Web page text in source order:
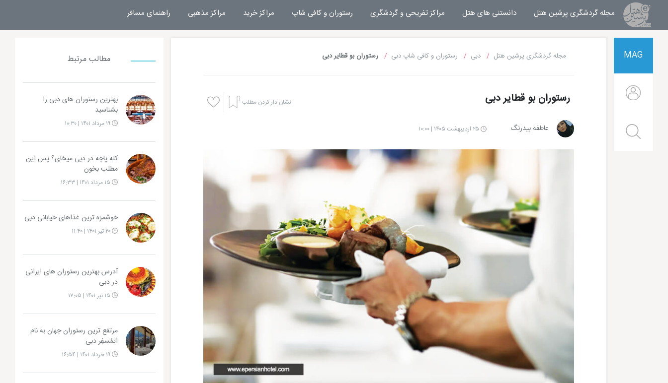
مجله گردشگری پرشین هتل مجله خبری پرشین هتل
دانستنی های هتل مراکز تفریحی و گردشگری رستوران و کافی شاپ مراکز خرید مراکز مذهبی راهنمای مسافر
MAG مجله گردشگری پرشین هتل دبی رستوران و کافی شاپ دبی رستوران بو قطایر دبی
رستوران بو قطایر دبی نشان دار کردن مطلب
عاطفه بیدرنگ ۲۵ اردیبهشت ۱۴۰۵ | ۱۰:۰۰
مطالب مرتبط
بهترین رستوران های دبی را
بشناسید
۱۹ مرداد ۱۴۰۱ | ۱۰:۳۰
کله پاچه در دبی میخای؟ پس این
مطلب بخون
خوشمزه ترین غذاهای خیابانی دبی
۲۰ تیر ۱۴۰۱ | ۱۱:۴۰
آدرس بهترین رستوران های ایرانی
در دبی
مرتفع ترین رستوران جهان به نام
اَتمُسفِر دبی
۱۹ خرداد ۱۴۰۱ | ۱۶:۵۴